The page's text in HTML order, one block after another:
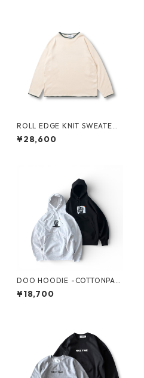
ROLL EDGE KNIT SWEATER
by Little Yarmouth
¥28,600
DOO HOODIE -COTTONPAN
-
¥18,700